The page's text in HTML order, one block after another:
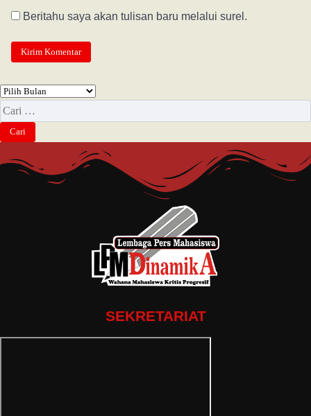
Beritahu saya akan tulisan baru melalui surel.
SEKRETARIAT